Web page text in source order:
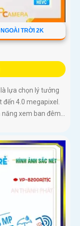
TRỜI 2K
lựa chọn lý tưởng
4.0 megapixel.
xem ban đêm...